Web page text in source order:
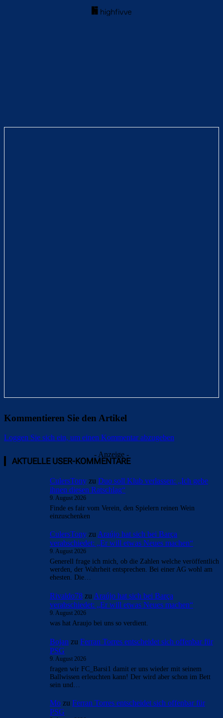
Kommentieren Sie den Artikel
Loggen Sie sich ein, um einen Kommentar abzugeben
- Anzeige -
AKTUELLE USER-KOMMENTARE
CulersTony zu Duo soll Klub verlassen: „Ich gebe
ihnen diesen Ratschlag“
9. August 2026
Finde es fair vom Verein, den Spielern reinen Wein
einzuschenken
CulersTony zu Araújo hat sich bei Barça
verabschiedet: „Er will etwas Neues machen“
9. August 2026
Generell frage ich mich, ob die Zahlen welche veröffentlich
werden, der Wahrheit entsprechen. Bei einer AG wohl am
ehesten. Die…
Rivaldo78 zu Araújo hat sich bei Barça
verabschiedet: „Er will etwas Neues machen“
9. August 2026
was hat Araujo bei uns so verdient.
Bojan zu Ferran Torres entscheidet sich offenbar für
PSG
9. August 2026
fragen wir FC_Barsi1 damit er uns wieder mit seinem
Ballwissen erleuchten kann! Der wird aber schon im Bett
sein und…
Mo zu Ferran Torres entscheidet sich offenbar für
PSG